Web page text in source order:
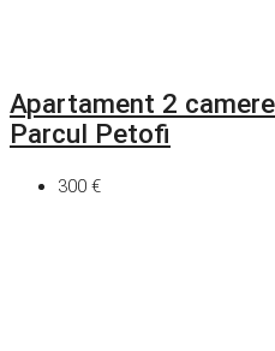
Apartament 2
Parcul Petofi
300 €